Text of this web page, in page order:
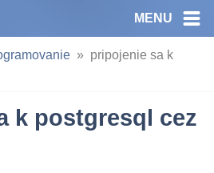
MENU
pripojenie sa k
k postgresql cez